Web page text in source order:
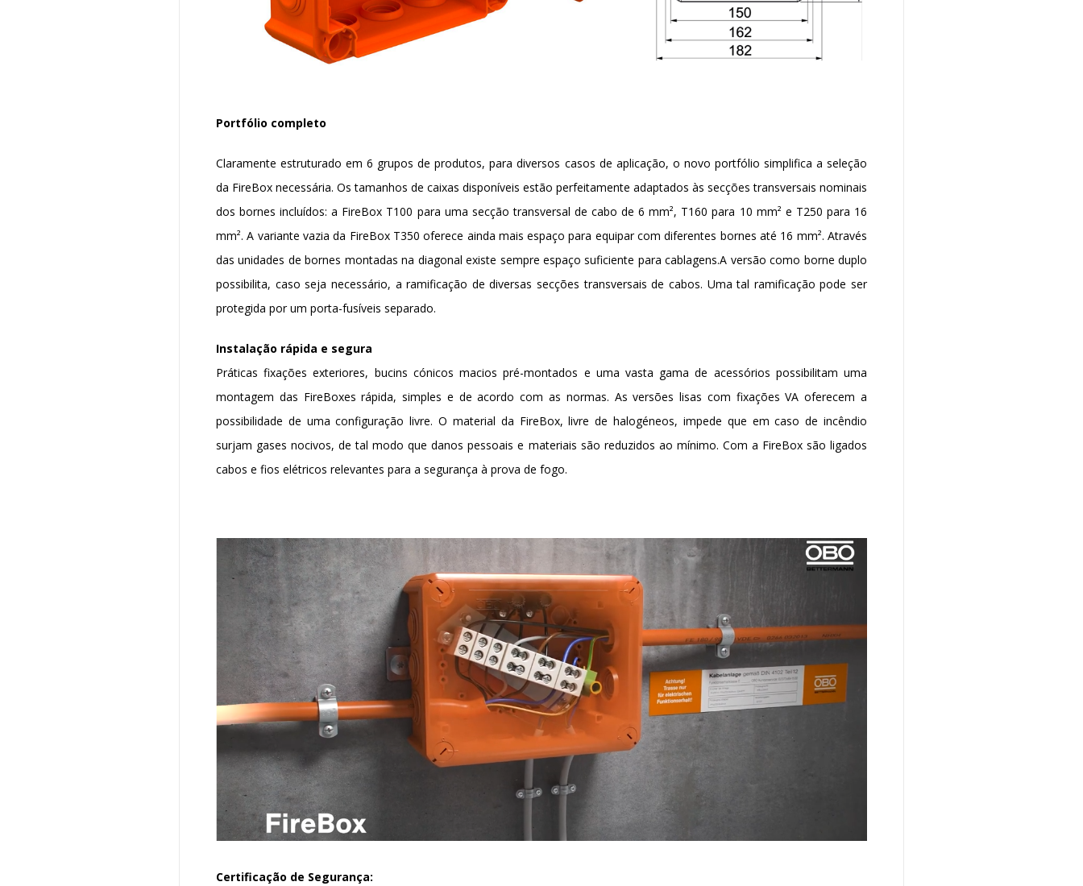
Portfólio completo
Claramente estruturado em 6 grupos de produtos, para diversos casos de aplicação, o novo portfólio simplifica a seleção
da FireBox necessária. Os tamanhos de caixas disponíveis estão perfeitamente adaptados às secções transversais nominais
dos bornes incluídos: a FireBox T100 para uma secção transversal de cabo de 6 mm², T160 para 10 mm² e T250 para 16
mm². A variante vazia da FireBox T350 oferece ainda mais espaço para equipar com diferentes bornes até 16 mm². Através
das unidades de bornes montadas na diagonal existe sempre espaço suficiente para cablagens.A versão como borne duplo
possibilita, caso seja necessário, a ramificação de diversas secções transversais de cabos. Uma tal ramificação pode ser
protegida por um porta-fusíveis separado.
Instalação rápida e segura
Práticas fixações exteriores, bucins cónicos macios pré-montados e uma vasta gama de acessórios possibilitam uma
montagem das FireBoxes rápida, simples e de acordo com as normas. As versões lisas com fixações VA oferecem a
possibilidade de uma configuração livre. O material da FireBox, livre de halogéneos, impede que em caso de incêndio
surjam gases nocivos, de tal modo que danos pessoais e materiais são reduzidos ao mínimo. Com a FireBox são ligados
cabos e fios elétricos relevantes para a segurança à prova de fogo.
Certificação de Segurança: